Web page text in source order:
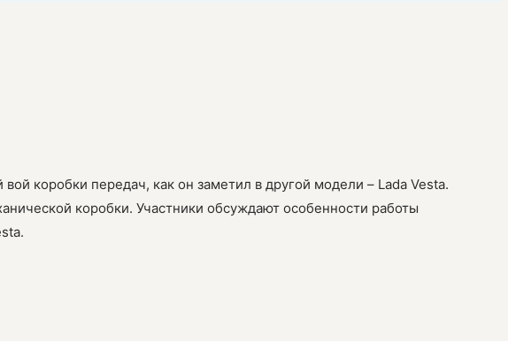
коробки передач, как он заметил в другой модели – Lada Vesta.
коробки. Участники обсуждают особенности работы